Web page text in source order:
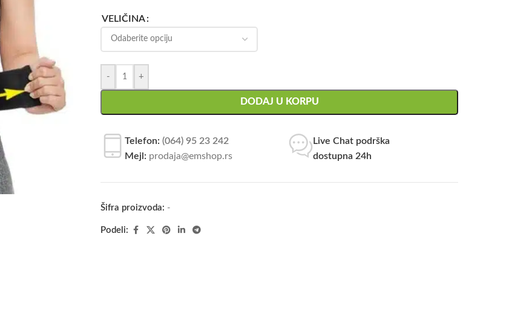
VELIČINA
- +
DODAJ U KORPU
Telefon: (064) 95 23 242
Mejl: prodaja@emshop.rs
Live Chat podrška
dostupna 24h
Šifra proizvoda: -
Podeli: